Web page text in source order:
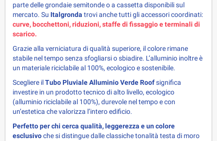
parte delle grondaie semitonde o a cassetta disponibili sul
mercato. Su Italgronda
curve, bocchettoni, riduzioni, staffe di fissaggio e terminali di
scarico.
Grazie alla verniciatura di qualità superiore, il colore rimane
stabile nel tempo senza sfogliarsi o sbiadire. L’alluminio inoltre è
un materiale riciclabile al 100%, ecologico e sostenibile.
Scegliere il Tubo Pluviale Alluminio Verde Roof significa
investire in un prodotto tecnico di alto livello, ecologico
(alluminio riciclabile al 100%), durevole nel tempo e con
un’estetica che valorizza l’intero edificio.
Perfetto per chi cerca qualità, leggerezza e un colore
esclusivo che si distingue dalle classiche tonalità testa di moro